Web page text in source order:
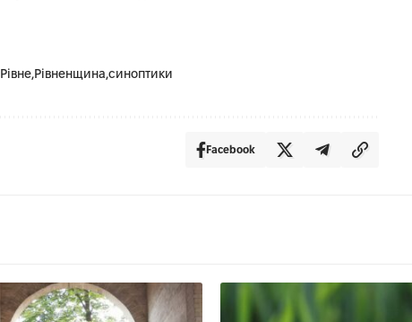
Рівне Рівненщина синоптики
Facebook